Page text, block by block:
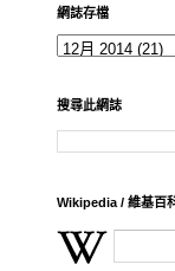
網誌存檔
搜尋此網誌
Wikipedia / 維基百